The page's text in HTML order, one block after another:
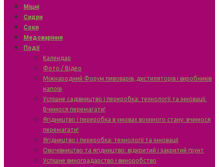
Міцні
Сидри
Соки
Медоваріння
Події
Календар
Фото / Відео
Міжнародний Форум пивоварів, дистиляторів і виробників
напоїв
Успішне садівництво і переробка: технології та інновації.
Вчимося перемагати!
Ягідництво і переробка в умовах воєнного стану: вчимося
перемагати!
Ягідництво і переробка: технології та інновації
Овочівництво та ягідництво: відкритий і закритий ґрунт
Успішне виноградарство і виноробство